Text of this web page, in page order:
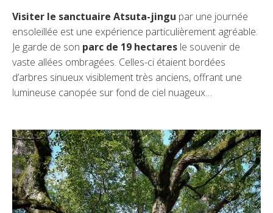
Visiter le sanctuaire Atsuta-jingu par une journée
ensoleillée est une expérience particulièrement agréable.
Je garde de son parc de 19 hectares le souvenir de
vaste allées ombragées. Celles-ci étaient bordées
d’arbres sinueux visiblement très anciens, offrant une
lumineuse canopée sur fond de ciel nuageux…